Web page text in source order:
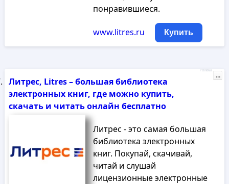
понравившиеся.
www.litres.ru Купить
Литрес, Litres – большая библиотека
электронных книг, где можно купить,
скачать и читать онлайн бесплатно
Литрес - это самая большая
библиотека электронных
книг. Покупай, скачивай,
читай и слушай
лицензионные электронные
Реклама
...